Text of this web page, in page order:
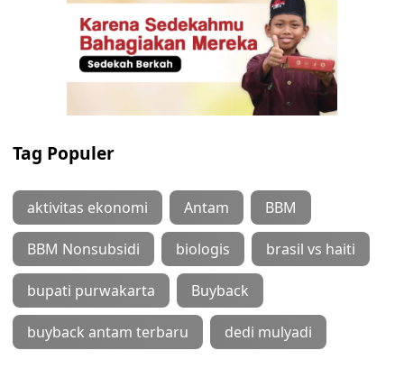
Tag Populer
aktivitas ekonomi Antam BBM
BBM Nonsubsidi biologis brasil vs haiti
bupati purwakarta Buyback
buyback antam terbaru dedi mulyadi